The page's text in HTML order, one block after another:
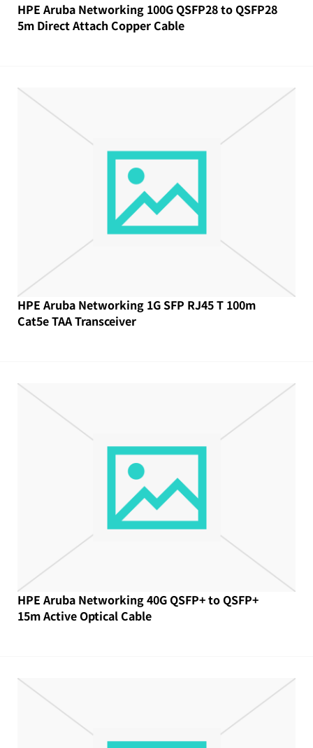
HPE Aruba Networking 100G QSFP28 to QSFP28
5m Direct Attach Copper Cable
HPE Aruba Networking 1G SFP RJ45 T 100m
Cat5e TAA Transceiver
HPE Aruba Networking 40G QSFP+ to QSFP+
15m Active Optical Cable